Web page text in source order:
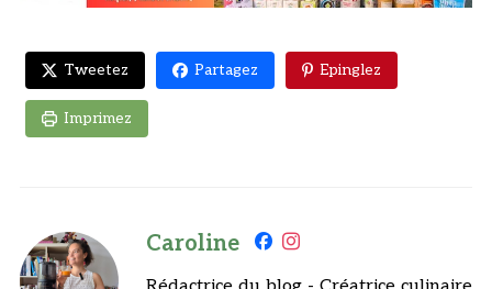
Tweetez Partagez Epinglez
Imprimez
Caroline